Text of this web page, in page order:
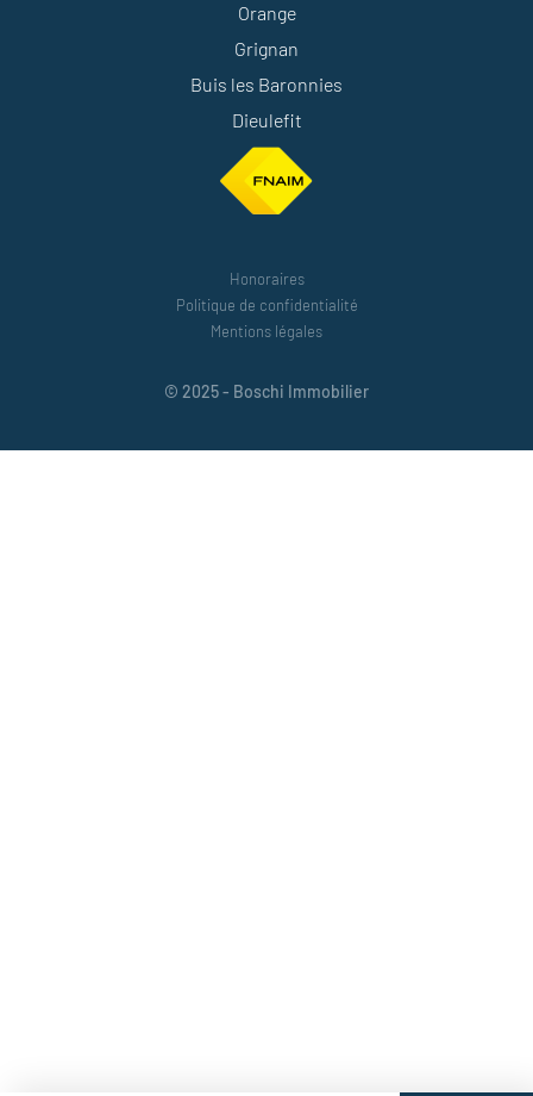
Orange
Grignan
Buis les Baronnies
Dieulefit
Honoraires
Politique de confidentialité
Mentions légales
© 2025 - Boschi Immobilier